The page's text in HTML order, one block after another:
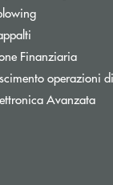
Apre una
FinanziariaApre
operazioni
Avanzata